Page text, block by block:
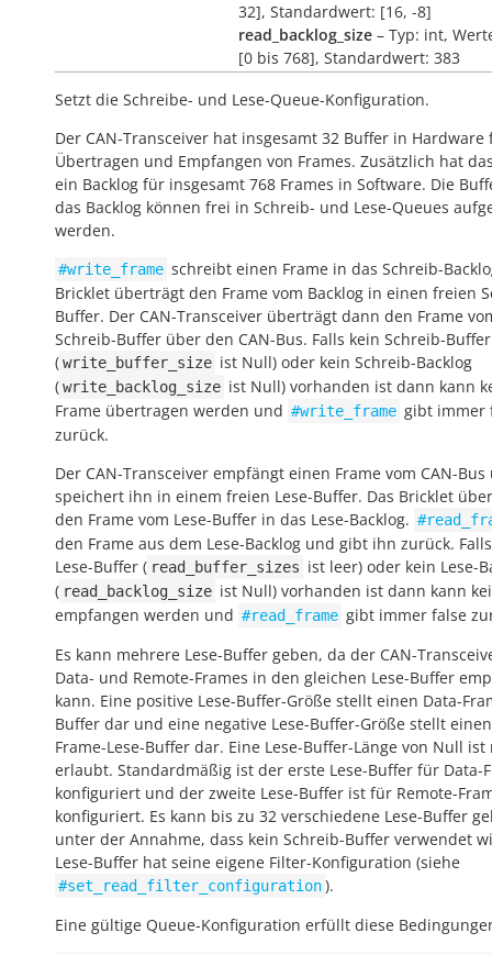
32], Standardwert: [16, -8]
read_backlog_size – Typ: int,
[0 bis 768], Standardwert: 383
Setzt die Schreibe- und Lese-Queue-Konfiguration.
Der CAN-Transceiver hat insgesamt 32 Buffer in Hardware
Übertragen und Empfangen von Frames. Zusätzlich hat
ein Backlog für insgesamt 768 Frames in Software. Die
das Backlog können frei in Schreib- und Lese-Queues
werden.
#write_frame schreibt einen Frame in das Schreib-
Bricklet überträgt den Frame vom Backlog in einen freien
Buffer. Der CAN-Transceiver überträgt dann den Frame
Schreib-Buffer über den CAN-Bus. Falls kein Schreib-Buffer
(write_buffer_size ist Null) oder kein Schreib-Backlog
(write_backlog_size ist Null) vorhanden ist dann kann
Frame übertragen werden und #write_frame gibt immer
zurück.
Der CAN-Transceiver empfängt einen Frame vom CAN-Bus
speichert ihn in einem freien Lese-Buffer. Das Bricklet
den Frame vom Lese-Buffer in das Lese-Backlog.
den Frame aus dem Lese-Backlog und gibt ihn zurück.
Lese-Buffer ( read_buffer_sizes ist leer) oder kein Lese-
( read_backlog_size ist Null) vorhanden ist dann kann
empfangen werden und #read_frame gibt immer false
Es kann mehrere Lese-Buffer geben, da der CAN-
Data- und Remote-Frames in den gleichen Lese-Buffer
kann. Eine positive Lese-Buffer-Größe stellt einen Data-
Buffer dar und eine negative Lese-Buffer-Größe stellt
Frame-Lese-Buffer dar. Eine Lese-Buffer-Länge von Null
erlaubt. Standardmäßig ist der erste Lese-Buffer für Data-
konfiguriert und der zweite Lese-Buffer ist für Remote-
konfiguriert. Es kann bis zu 32 verschiedene Lese-Buffer
unter der Annahme, dass kein Schreib-Buffer verwendet
Lese-Buffer hat seine eigene Filter-Konfiguration (siehe
#set_read_filter_configuration).
Eine gültige Queue-Konfiguration erfüllt diese